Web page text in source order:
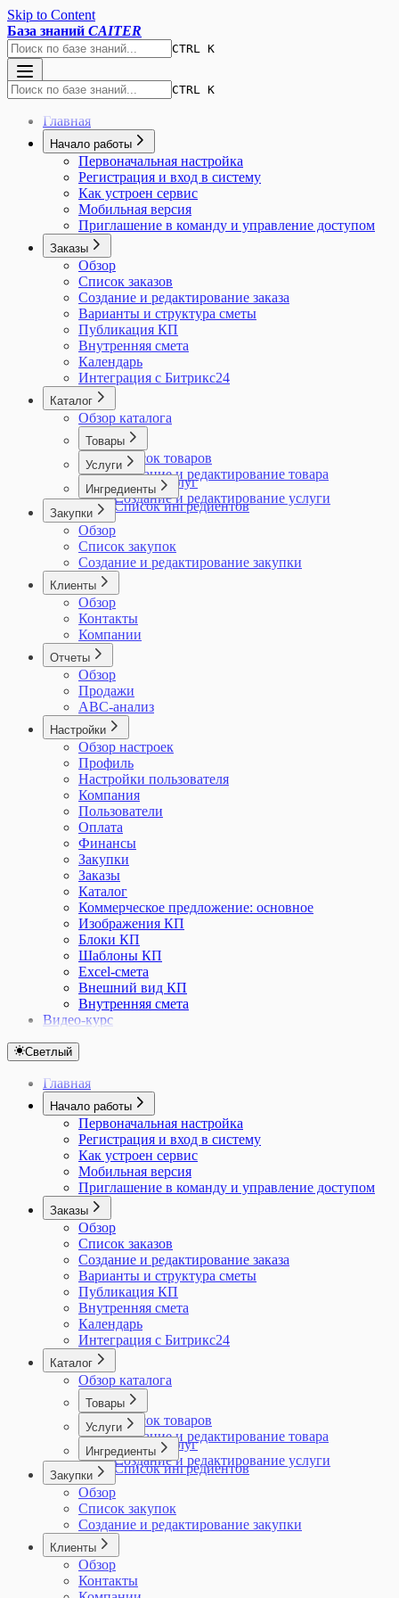
Skip to Content
База знаний CAITER
CTRL K
CTRL K
Главная
Начало работы
Первоначальная настройка
Регистрация и вход в систему
Как устроен сервис
Мобильная версия
Приглашение в команду и управление доступом
Заказы
Обзор
Список заказов
Создание и редактирование заказа
Варианты и структура сметы
Публикация КП
Внутренняя смета
Календарь
Интеграция с Битрикс24
Каталог
Обзор каталога
Товары
Список товаров
Создание и редактирование товара
Услуги
Список услуг
Создание и редактирование услуги
Ингредиенты
Список ингредиентов
Закупки
Обзор
Список закупок
Создание и редактирование закупки
Клиенты
Обзор
Контакты
Компании
Отчеты
Обзор
Продажи
ABC-анализ
Настройки
Обзор настроек
Профиль
Настройки пользователя
Компания
Пользователи
Оплата
Финансы
Закупки
Заказы
Каталог
Коммерческое предложение: основное
Изображения КП
Блоки КП
Шаблоны КП
Excel-смета
Внешний вид КП
Внутренняя смета
Видео-курс
Светлый
Главная
Начало работы
Первоначальная настройка
Регистрация и вход в систему
Как устроен сервис
Мобильная версия
Приглашение в команду и управление доступом
Заказы
Обзор
Список заказов
Создание и редактирование заказа
Варианты и структура сметы
Публикация КП
Внутренняя смета
Календарь
Интеграция с Битрикс24
Каталог
Обзор каталога
Товары
Список товаров
Создание и редактирование товара
Услуги
Список услуг
Создание и редактирование услуги
Ингредиенты
Список ингредиентов
Закупки
Обзор
Список закупок
Создание и редактирование закупки
Клиенты
Обзор
Контакты